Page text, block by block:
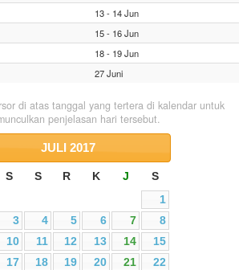
13 - 14 Jun
15 - 16 Jun
18 - 19 Jun
27 Juni
di atas tanggal yang tertera di kalendar untuk
penjelasan hari tersebut.
JULI 2017
S S R K J
S
1
3 4 5 6 7
8
10 11 12 13 14
15
17 18 19 20 21
22